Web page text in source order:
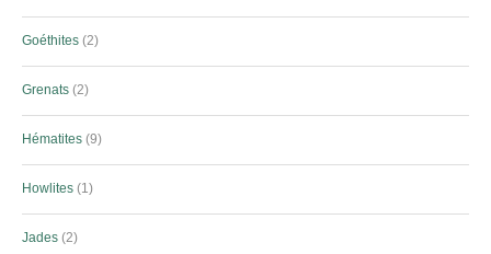
Goéthites 2
Grenats 2
Hématites 9
Howlites 1
Jades 2